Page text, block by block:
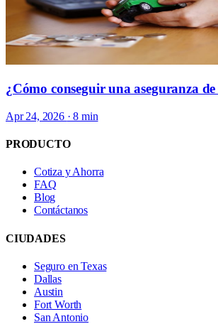
¿Cómo conseguir una aseguranza
Apr 24, 2026 · 8 min
PRODUCTO
Cotiza y Ahorra
FAQ
Blog
Contáctanos
CIUDADES
Seguro en Texas
Dallas
Austin
Fort Worth
San Antonio